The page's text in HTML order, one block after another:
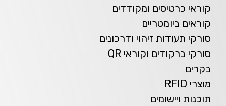
קוראי כרטיסים ומקודדים
קוראים ביומטריים
סורקי תעודות זיהוי ודרכונים
סורקי ברקודים וקוראי QR
בקרים
מוצרי RFID
תוכנות ויישומים